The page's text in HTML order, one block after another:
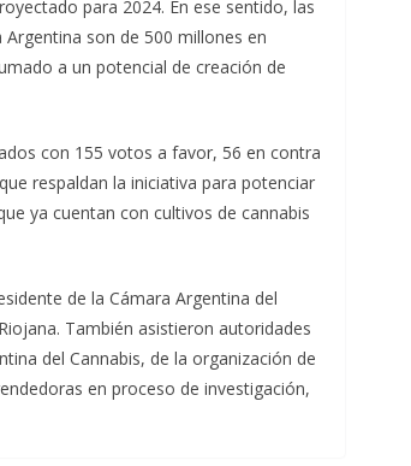
para 2024. En ese sentido, las
son de 500 millones en
a un potencial de creación de
con 155 votos a favor, 56 en contra
respaldan la iniciativa para potenciar
ya cuentan con cultivos de cannabis
de la Cámara Argentina del
También asistieron autoridades
del Cannabis, de la organización de
en proceso de investigación,